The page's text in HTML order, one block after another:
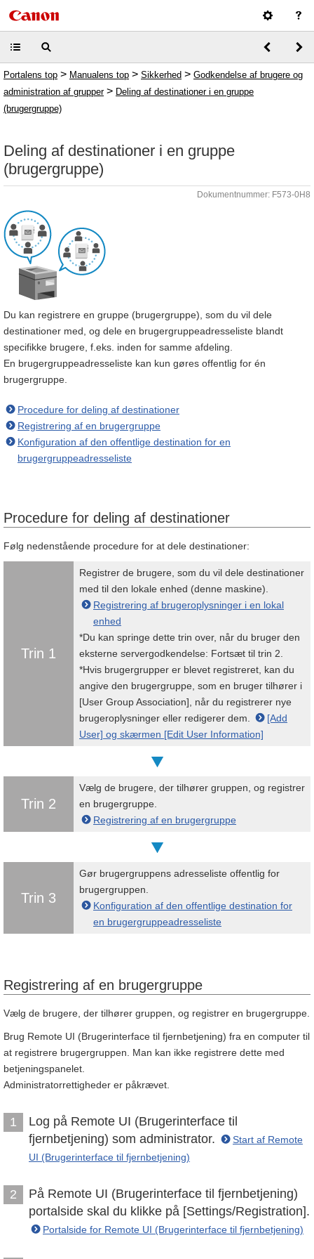
Portalens top > Manualens top > Sikkerhed > Godkendelse af brugere og
administration af grupper> Deling af destinationer i en gruppe
(brugergruppe)
Deling af destinationer i en gruppe
(brugergruppe)
Dokumentnummer: F573-0H8
Du kan registrere en gruppe (brugergruppe), som du vil dele
destinationer med, og dele en brugergruppeadresseliste blandt
specifikke brugere, f.eks. inden for samme afdeling.
En brugergruppeadresseliste kan kun gøres offentlig for én
brugergruppe.
Procedure for deling af destinationer
Registrering af en brugergruppe
Konfiguration af den offentlige destination for en
brugergruppeadresseliste
Procedure for deling af destinationer
Følg nedenstående procedure for at dele destinationer:
Trin 1
Registrer de brugere, som du vil dele destinationer
med til den lokale enhed (denne maskine).
Registrering af brugeroplysninger i en lokal
enhed
*Du kan springe dette trin over, når du bruger den
eksterne servergodkendelse: Fortsæt til trin 2.
*Hvis brugergrupper er blevet registreret, kan du
angive den brugergruppe, som en bruger tilhører i
[User Group Association], når du registrerer nye
brugeroplysninger eller redigerer dem.
[Add
User] og skærmen [Edit User Information]
Trin 2
Vælg de brugere, der tilhører gruppen, og registrer
en brugergruppe.
Registrering af en brugergruppe
Trin 3
Gør brugergruppens adresseliste offentlig for
brugergruppen.
Konfiguration af den offentlige destination for
en brugergruppeadresseliste
Registrering af en brugergruppe
Vælg de brugere, der tilhører gruppen, og registrer en brugergruppe.
Brug Remote UI (Brugerinterface til fjernbetjening) fra en computer til
at registrere brugergruppen. Man kan ikke registrere dette med
betjeningspanelet.
Administratorrettigheder er påkrævet.
1
Log på Remote UI (Brugerinterface til
fjernbetjening) som administrator.
Start af Remote
UI (Brugerinterface til fjernbetjening)
2
På Remote UI (Brugerinterface til fjernbetjening)
portalside skal du klikke på [Settings/Registration].
Portalside for Remote UI (Brugerinterface til fjernbetjening)